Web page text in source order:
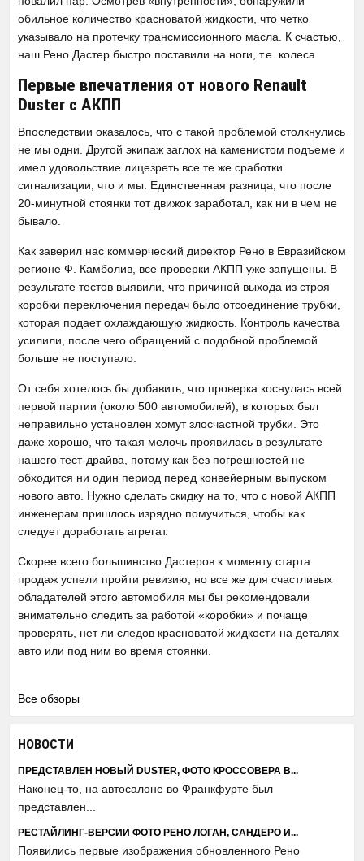
обильное количество красноватой жидкости, что четко
указывало на протечку трансмиссионного масла. К счастью,
наш Рено Дастер быстро поставили на ноги, т.е. колеса.
Первые впечатления от нового Renault
Duster с АКПП
Впоследствии оказалось, что с такой проблемой столкнулись
не мы одни. Другой экипаж заглох на каменистом подъеме и
имел удовольствие лицезреть все те же сработки
сигнализации, что и мы. Единственная разница, что после
20-минутной стоянки тот движок заработал, как ни в чем не
бывало.
Как заверил нас коммерческий директор Рено в Евразийском
регионе Ф. Камболив, все проверки АКПП уже запущены. В
результате тестов выявили, что причиной выхода из строя
коробки переключения передач было отсоединение трубки,
которая подает охлаждающую жидкость. Контроль качества
усилили, после чего обращений с подобной проблемой
больше не поступало.
От себя хотелось бы добавить, что проверка коснулась всей
первой партии (около 500 автомобилей), в которых был
неправильно установлен хомут злосчастной трубки. Это
даже хорошо, что такая мелочь проявилась в результате
нашего тест-драйва, потому как без погрешностей не
обходится ни один период перед конвейерным выпуском
нового авто. Нужно сделать скидку на то, что с новой АКПП
инженерам пришлось изрядно помучиться, чтобы как
следует доработать агрегат.
Скорее всего большинство Дастеров к моменту старта
продаж успели пройти ревизию, но все же для счастливых
обладателей этого автомобиля мы бы рекомендовали
внимательно следить за работой «коробки» и почаще
проверять, нет ли следов красноватой жидкости на деталях
авто или под ним во время стоянки.
Все обзоры
НОВОСТИ
ПРЕДСТАВЛЕН НОВЫЙ DUSTER, ФОТО КРОССОВЕРА В...
Наконец-то, на автосалоне во Франкфурте был
представлен...
РЕСТАЙЛИНГ-ВЕРСИИ ФОТО РЕНО ЛОГАН, САНДЕРО И...
Появились первые изображения обновленного Рено